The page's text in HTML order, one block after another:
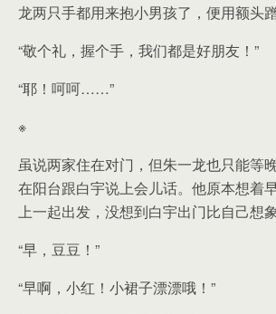
龙两只手都用来抱小男孩了，便用额头
“敬个礼，握个手，我们都是好朋友！”
“耶！呵呵……”
※
虽说两家住在对门，但朱一龙也只能等
在阳台跟白宇说上会儿话。他原本想着
上一起出发，没想到白宇出门比自己想
“早，豆豆！”
“早啊，小红！小裙子漂漂哦！”